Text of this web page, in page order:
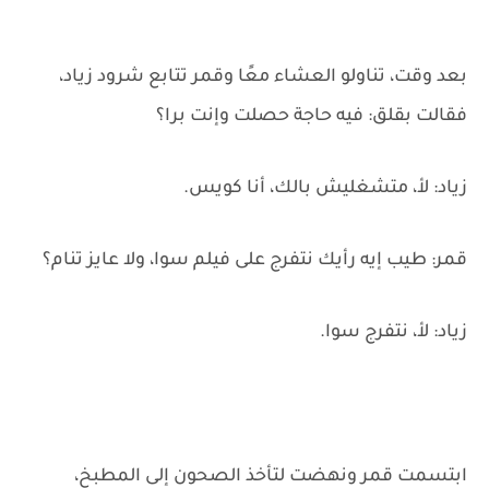
بعد وقت، تناولو العشاء معًا وقمر تتابع شرود زياد،
فقالت بقلق: فيه حاجة حصلت وإنت برا؟
زياد: لأ، متشغليش بالك، أنا كويس.
قمر: طيب إيه رأيك نتفرج على فيلم سوا، ولا عايز تنام؟
زياد: لأ، نتفرج سوا.
ابتسمت قمر ونهضت لتأخذ الصحون إلى المطبخ،